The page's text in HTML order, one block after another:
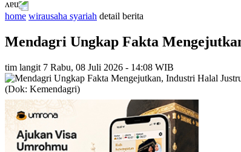
home wirausaha syariah detail berita
Mendagri Ungkap Fakta
tim langit 7 Rabu, 08 Juli 2026 - 14:08 WIB
(Dok: Kemendagri)